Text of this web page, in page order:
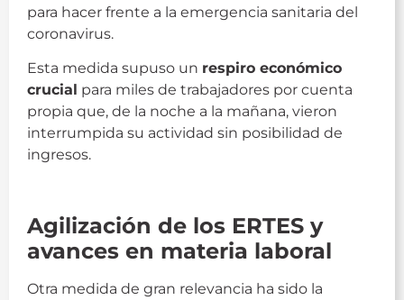
para hacer frente a la emergencia sanitaria del
coronavirus.
Esta medida supuso un respiro económico
crucial para miles de trabajadores por cuenta
propia que, de la noche a la mañana, vieron
interrumpida su actividad sin posibilidad de
ingresos.
Agilización de los ERTES y
avances en materia laboral
Otra medida de gran relevancia ha sido la